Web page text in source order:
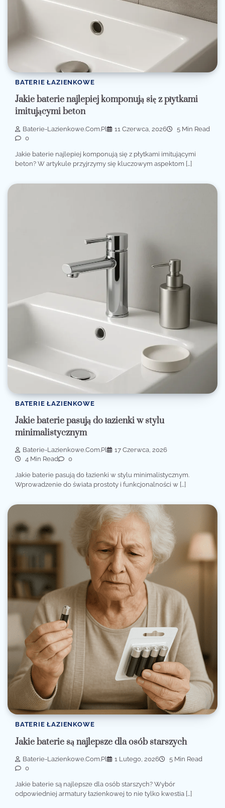
BATERIE ŁAZIENKOWE
Jakie baterie najlepiej komponują się z płytkami
imitującymi beton
Baterie-Lazienkowe.com.pl 11 Czerwca, 2026
5 Min Read
0
Jakie baterie najlepiej komponują się z płytkami imitującymi
beton? W artykule przyjrzymy się kluczowym aspektom […]
BATERIE ŁAZIENKOWE
Jakie baterie pasują do łazienki w stylu
minimalistycznym
Baterie-Lazienkowe.com.pl
17 Czerwca, 2026
4 Min Read
0
Jakie baterie pasują do łazienki w stylu minimalistycznym.
Wprowadzenie do świata prostoty i funkcjonalności w […]
BATERIE ŁAZIENKOWE
Jakie baterie są najlepsze dla osób starszych
Baterie-Lazienkowe.com.pl 1 Lutego, 2026
5 Min Read
0
Jakie baterie są najlepsze dla osób starszych? Wybór
odpowiedniej armatury łazienkowej to nie tylko kwestia […]